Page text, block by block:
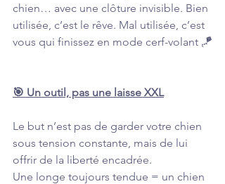
chien… avec une clôture invisible. Bien
utilisée, c’est le rêve. Mal utilisée, c’est
vous qui finissez en mode cerf-volant 🪁
🎯 Un outil, pas une laisse XXL
Le but n’est pas de garder votre chien
sous tension constante, mais de lui
offrir de la liberté encadrée.
Une longe toujours tendue = un chien